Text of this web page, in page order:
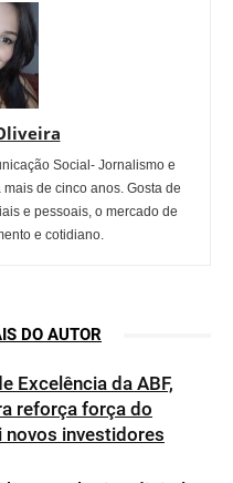
Social- Jornalismo e
de cinco anos. Gosta de
e pessoais, o mercado de
e cotidiano.
DO AUTOR
Excelência da ABF,
reforça força do
novos investidores